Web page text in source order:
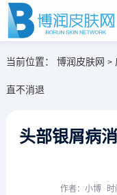
当前位置： 博润皮肤网 >
直不消退
头部银屑病
作者： 小博